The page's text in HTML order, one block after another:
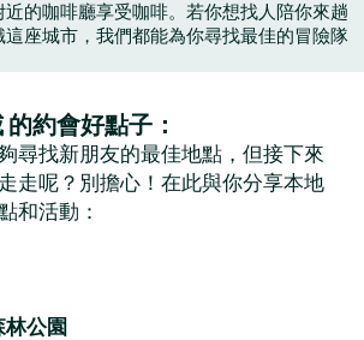
的咖啡廳享受咖啡。若你想找人陪你來趟
座城市，我們都能為你尋找最佳的冒險隊
約會好點子：
尋找新朋友的最佳地點，但接下來
走呢？別擔心！在此與你分享本地
和活動：
公園